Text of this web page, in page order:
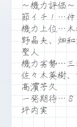
～機力評価～
節イチ！…仲
機力上位…木
野晶夫、畑
聖人
機力劣勢…三
佐々木英樹、
髙濵芳久
一発期待…８
坪内実